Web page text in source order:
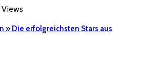
Views
» Die erfolgreichsten Stars aus